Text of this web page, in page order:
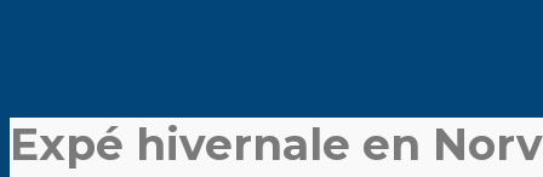
Expé hivernale en